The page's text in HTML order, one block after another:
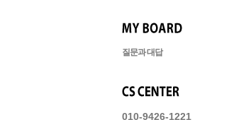
질문과 대답
010-9426-1221